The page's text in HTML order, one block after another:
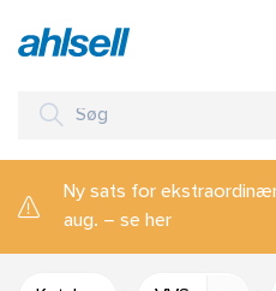
Ny sats for
aug. – se her